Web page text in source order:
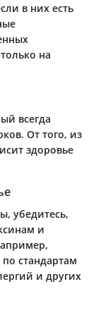
в них есть
на
всегда
От того, из
здоровье
убедитесь,
и
стандартам
и других